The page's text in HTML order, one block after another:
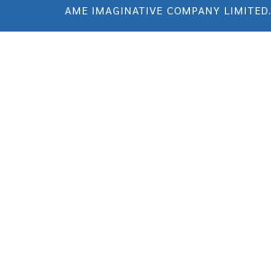
AME IMAGINATIVE COMPANY LIMITED.